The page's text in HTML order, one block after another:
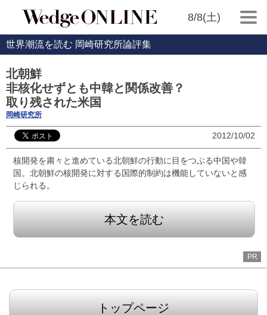
8/8(土)
世界潮流を読む 岡崎研究所論評集
北朝鮮
非核化せずとも中韓と関係改善？
取り残された米国
岡崎研究所
2012/10/02
核開発を粛々と進めている北朝鮮の行動に目をつぶる中国や韓
国。北朝鮮の核開発に対する国際的制約は機能していないと感
じられる。
本文を読む
PR
トップページ